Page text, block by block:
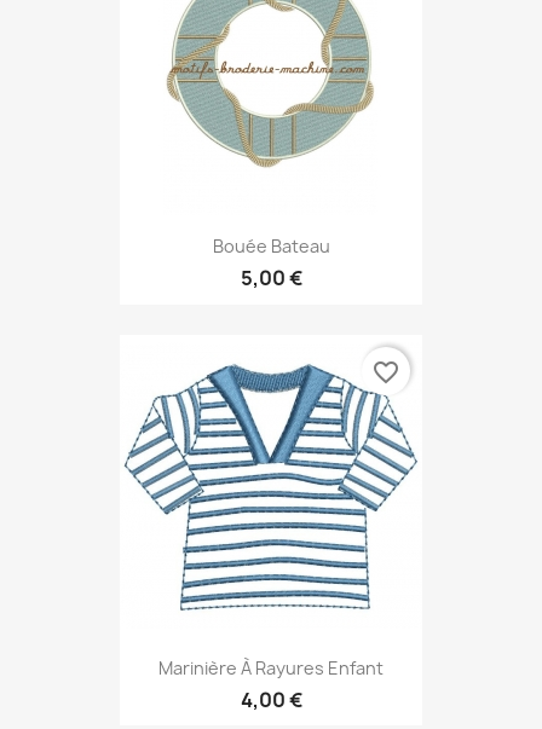
Bouée Bateau
5,00 €
Marinière À Rayures Enfant
4,00 €
favorite_border